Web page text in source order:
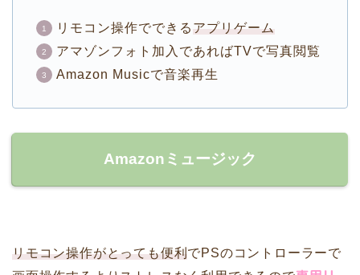
リモコン操作でできる アプリゲーム
アマゾンフォト加入であればTVで写真閲覧
Amazon Musicで音楽再生
Amazonミュージック
リモコン操作がとっても便利でPSのコントローラーで